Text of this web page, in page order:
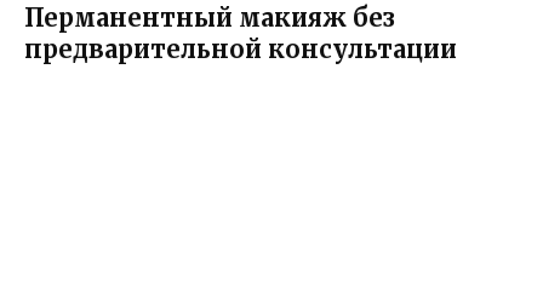
Перманентный макияж без
предварительной консультации